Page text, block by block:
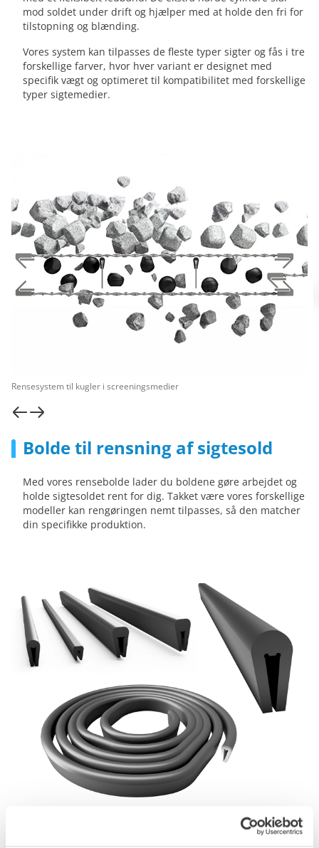
mod soldet under drift og hjælper med at holde den fri for
tilstopning og blænding.
Vores system kan tilpasses de fleste typer sigter og fås i tre
forskellige farver, hvor hver variant er designet med
specifik vægt og optimeret til kompatibilitet med forskellige
typer sigtemedier.
Bolde til rensning af sigtesold
Med vores rensebolde lader du boldene gøre arbejdet og
holde sigtesoldet rent for dig. Takket være vores forskellige
modeller kan rengøringen nemt tilpasses, så den matcher
din specifikke produktion.
Rensesystem til kugler i screeningsmedier
Understødsliste til sigtemedier